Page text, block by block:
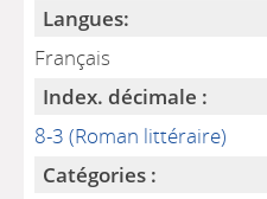
Langues:
Français
Index. décimale :
8-3 (Roman littéraire)
Catégories :